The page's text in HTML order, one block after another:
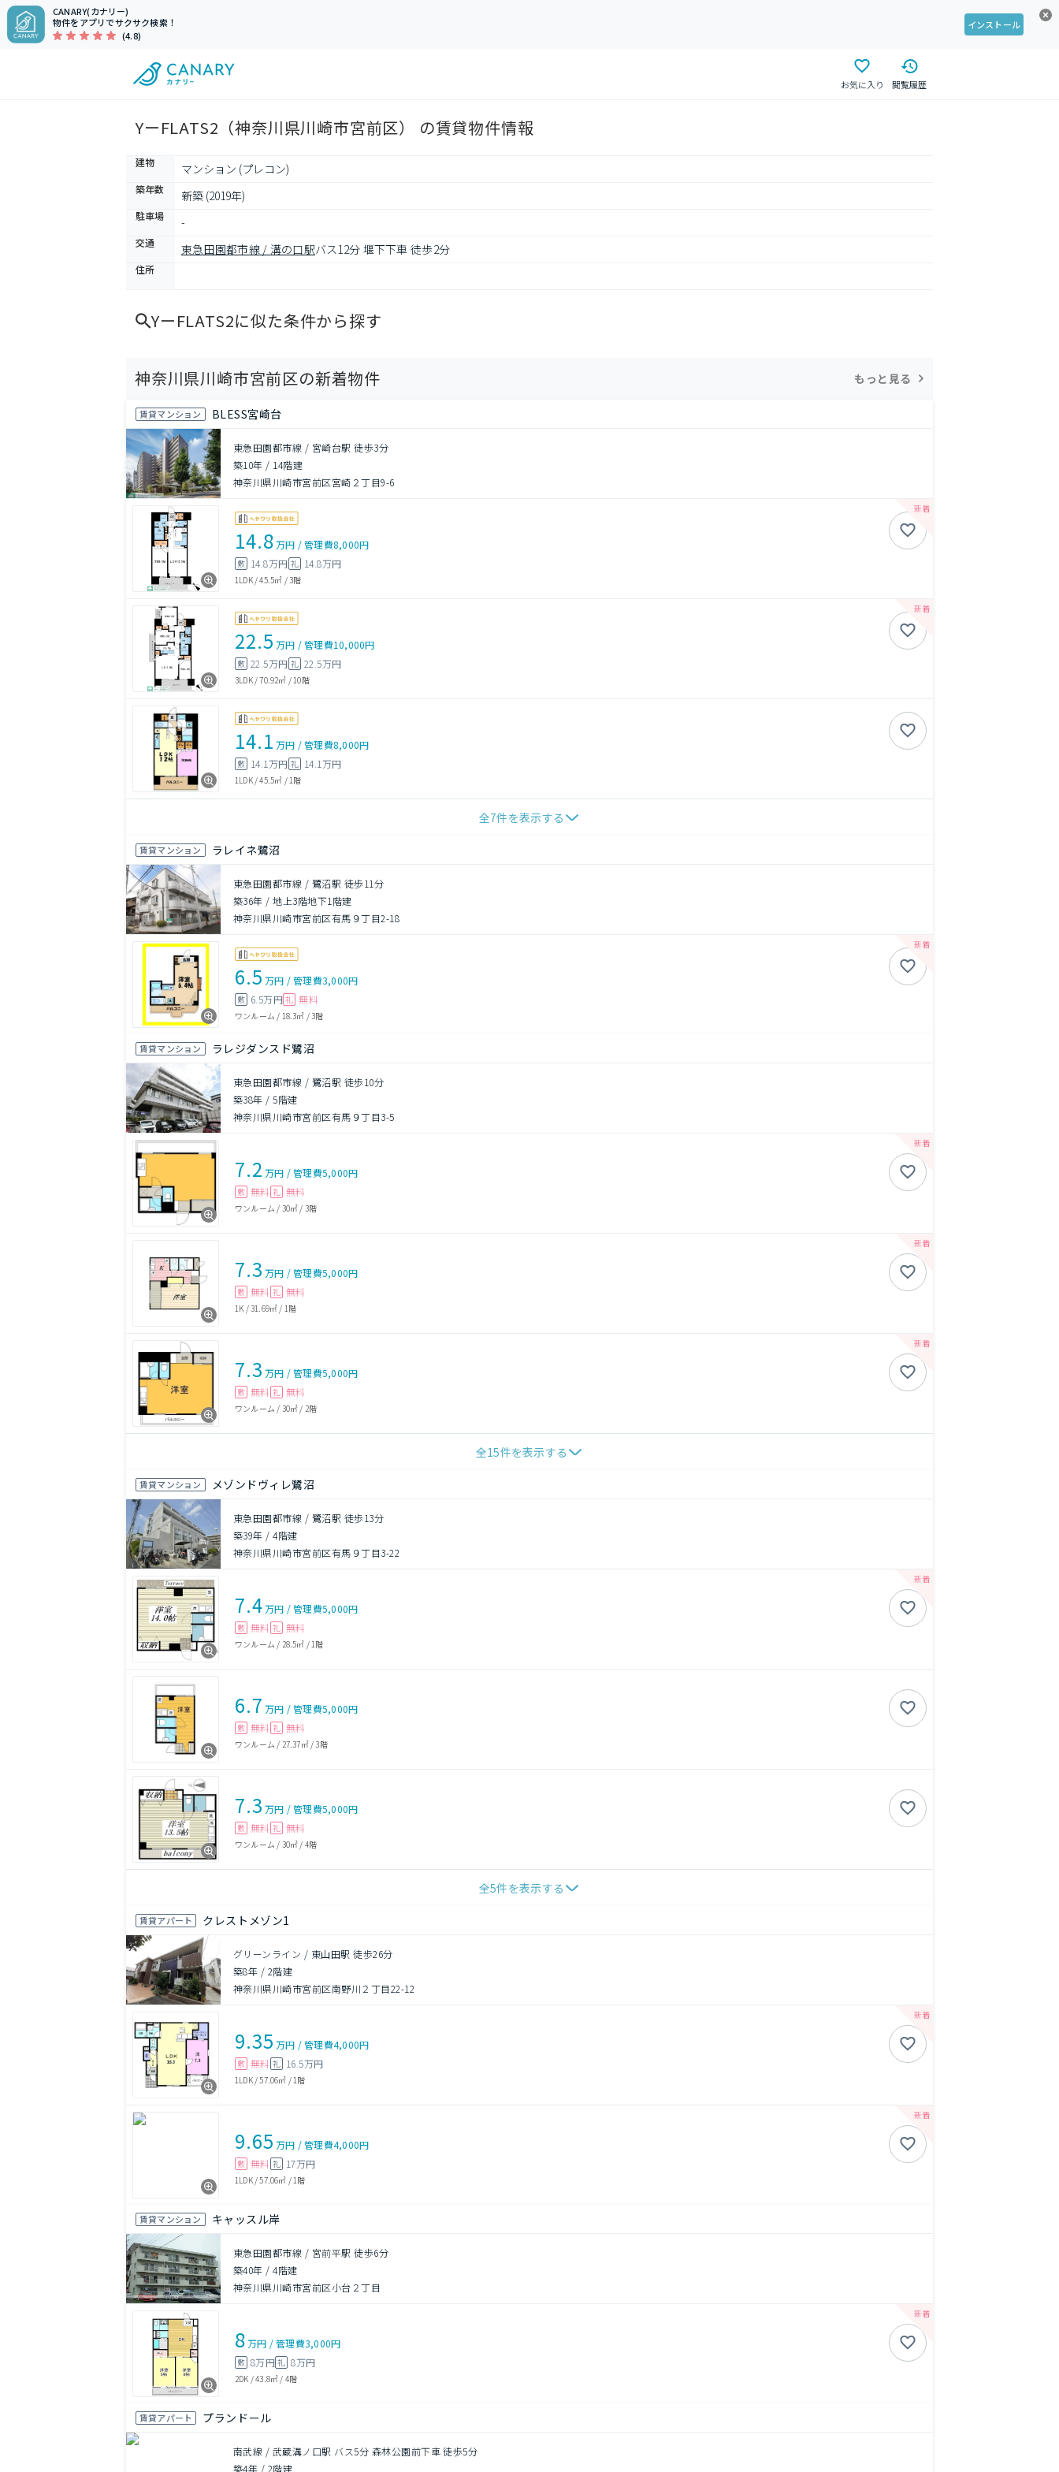
CANARY(カナリー)
物件をアプリでサクサク検索！
(4.8)
インストール
お気に入り 閲覧履歴
YーFLATS2（神奈川県川崎市宮前区） の賃貸物件情報
建物 マンション (プレコン)
築年数 新築 (2019年)
駐車場 -
交通 東急田園都市線 / 溝の口駅バス12分 堰下下車 徒歩2分
住所
YーFLATS2に似た条件から探す
神奈川県川崎市宮前区の新着物件 もっと見る
賃貸マンション BLESS宮崎台
東急田園都市線 / 宮崎台駅 徒歩3分
築10年 / 14階建
神奈川県川崎市宮前区宮崎２丁目9-6
14.8万円 /管理費8,000円
敷 14.8万円 礼 14.8万円
1LDK/45.5㎡ /3階
22.5 万円 /管理費10,000円
敷 22.5万円 礼 22.5万円
3LDK/70.92㎡ /10階
14.1 万円 /管理費8,000円
敷 14.1万円 礼 14.1万円
1LDK/45.5㎡ /1階
全7件を表示する
賃貸マンション ラレイネ鷺沼
東急田園都市線 / 鷺沼駅 徒歩11分
築36年 /地上3階地下1階建
神奈川県川崎市宮前区有馬９丁目2-18
6.5 万円 /管理費3,000円
敷 6.5万円 礼 無料
ワンルーム / 18.3㎡ /3階
賃貸マンション ラレジダンスド鷺沼
東急田園都市線 / 鷺沼駅 徒歩10分
築38年 /5階建
神奈川県川崎市宮前区有馬９丁目3-5
7.2 万円 /管理費5,000円
敷 無料 礼 無料
ワンルーム / 30㎡ / 3階
7.3 万円 /管理費5,000円
敷 無料 礼 無料
1K /31.69㎡ / 1階
7.3 万円 /管理費5,000円
敷 無料 礼 無料
ワンルーム / 30㎡ / 2階
全15件を表示する
賃貸マンション メゾンドヴィレ鷺沼
東急田園都市線 / 鷺沼駅 徒歩13分
築39年 /4階建
神奈川県川崎市宮前区有馬９丁目3-22
7.4万円 /管理費5,000円
敷 無料 礼 無料
ワンルーム / 28.5㎡ / 1階
6.7 万円 /管理費5,000円
敷 無料 礼 無料
ワンルーム / 27.37㎡/3階
7.3 万円 /管理費5,000円
敷 無料 礼 無料
ワンルーム / 30㎡ / 4階
全5件を表示する
賃貸アパート クレストメゾン1
グリーンライン / 東山田駅 徒歩26分
築8年 / 2階建
神奈川県川崎市宮前区南野川２丁目22-12
9.35 万円 /管理費4,000円
敷 無料 礼 16.5万円
1LDK/57.06㎡ / 1階
9.65 万円 /管理費4,000円
敷 無料 礼 17万円
1LDK/57.06㎡ / 1階
賃貸マンション キャッスル岸
東急田園都市線 / 宮前平駅 徒歩6分
築40年 /4階建
神奈川県川崎市宮前区小台２丁目
8万円 /管理費3,000円
敷 8万円礼 8万円
2DK /43.8㎡ / 4階
賃貸アパート プランドール
南武線 / 武蔵溝ノ口駅 バス5分 森林公園前下車 徒歩5分
築4年 / 2階建